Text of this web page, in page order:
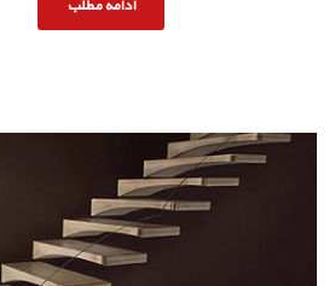
ادامه مطلب